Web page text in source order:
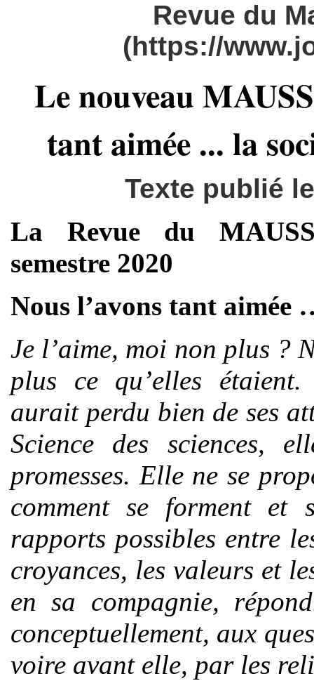
Revue du
(https://
Le nouveau
tant aimée ... la
Texte publié
La Revue du MAUSS
semestre 2020
Nous l’avons tant
Je l’aime, moi non plus ?
plus ce qu’elles
aurait perdu bien de ses
Science des sciences,
promesses. Elle ne se
comment se forment et
rapports possibles entre
croyances, les valeurs et
en sa compagnie,
conceptuellement, aux
voire avant elle, par les